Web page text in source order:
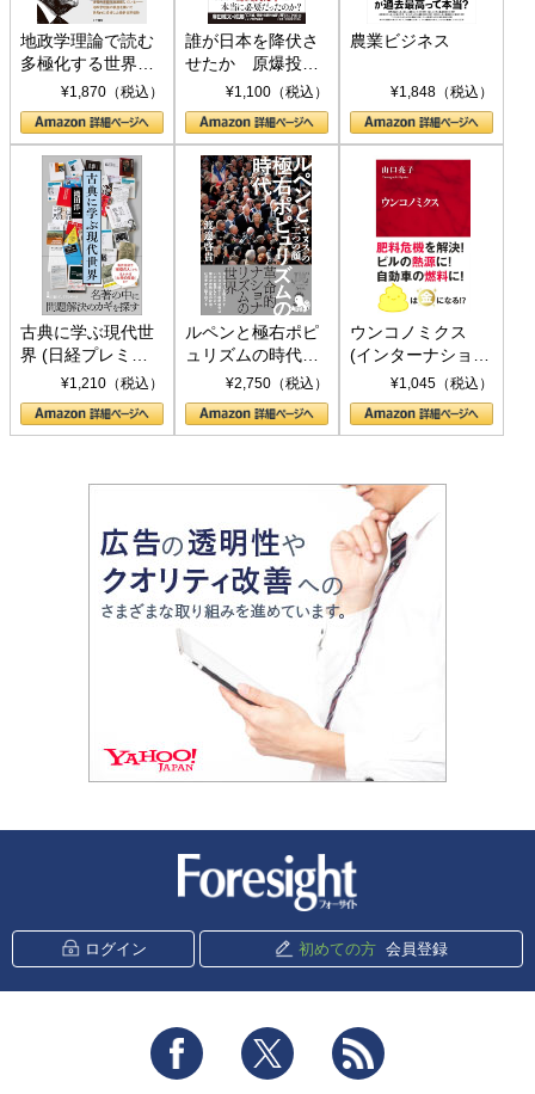
地政学理論で読む
多極化する世界：
トランプとBRICS
の挑戦
¥1,870（税込）
誰が日本を降伏さ
せたか 原爆投
下、ソ連参戦、そ
して聖断 (PHP新
書)
¥1,100（税込）
農業ビジネス
¥1,848（税込）
古典に学ぶ現代世
界 (日経プレミア
シリーズ)¥1,210（税込）
ルペンと極右ポピ
ュリズムの時代：
〈ヤヌス〉の二つ
の顔
¥2,750（税込）
ウンコノミクス
(インターナショナ
ル新書)¥1,045（税込）
ログイン 初めての方 会員登録
Facebook Twitter